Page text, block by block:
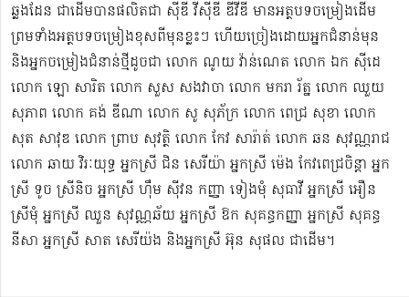
ឆ្លងដែន ជាដើមបានផលិតជា ស៊ីឌី វីស៊ីឌី ឌីវីឌី មានអត្ថបទចម្រៀងដើម
ព្រមទាំងអត្ថបទចម្រៀងខុសពីមុន​ខ្លះៗ ហើយច្រៀងដោយអ្នកជំនាន់មុន
និងអ្នកចម្រៀងជំនាន់​ថ្មីដូចជា លោក ណូយ វ៉ាន់ណេត លោក ឯក ស៊ីដេ​​
លោក ឡោ សារិត លោក​​ សួស សងវាចា​ លោក មករា រ័ត្ន លោក ឈួយ
សុភាព លោក គង់ ឌីណា លោក សូ សុភ័ក្រ លោក ពេជ្រ សុខា លោក
សុត​ សាវុឌ លោក ព្រាប សុវត្ថិ លោក កែវ សារ៉ាត់ លោក ឆន សុវណ្ណរាជ
លោក ឆាយ វិរៈយុទ្ធ អ្នកស្រី ជិន សេរីយ៉ា អ្នកស្រី ម៉េង កែវពេជ្រចិន្តា អ្នក
ស្រី ទូច ស្រីនិច អ្នកស្រី ហ៊ឹម ស៊ីវន កញ្ញា​ ទៀងមុំ សុធាវី​​​ អ្នកស្រី អឿន
ស្រីមុំ អ្នកស្រី ឈួន សុវណ្ណឆ័យ អ្នកស្រី ឱក សុគន្ធកញ្ញា អ្នកស្រី សុគន្ធ
នីសា អ្នកស្រី សាត សេរីយ៉ង​ និងអ្នកស្រី​ អ៊ុន សុផល ជាដើម។